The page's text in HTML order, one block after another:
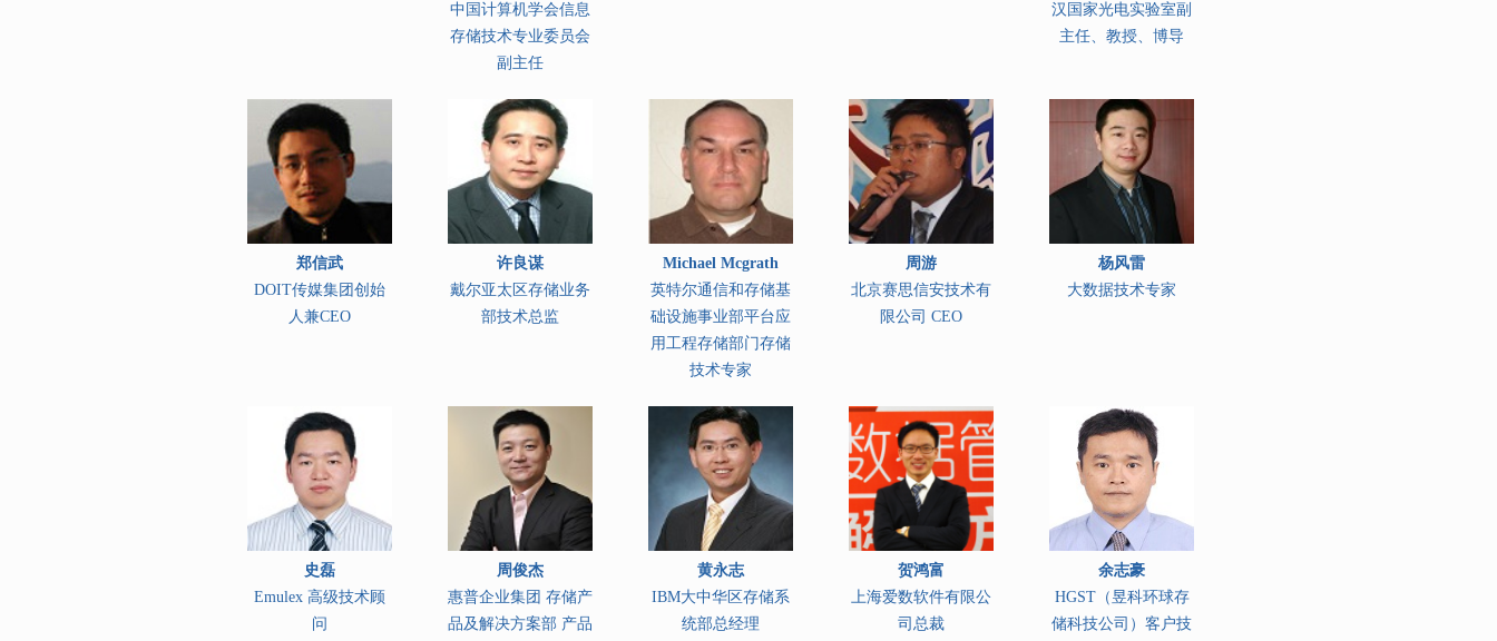
中国计算机学会信息
存储技术专业委员会
副主任
汉国家光电实验室副
主任、教授、博导
郑信武
DOIT传媒集团创始
人兼CEO
许良谋
戴尔亚太区存储业务
部技术总监
Michael Mcgrath
英特尔通信和存储基
础设施事业部平台应
用工程存储部门存储
技术专家
周游
北京赛思信安技术有
限公司 CEO
杨风雷
大数据技术专家
史磊
Emulex 高级技术顾
问
周俊杰
惠普企业集团 存储产
品及解决方案部 产品
黄永志
IBM大中华区存储系
统部总经理
贺鸿富
上海爱数软件有限公
司总裁
余志豪
HGST（昱科环球存
储科技公司）客户技